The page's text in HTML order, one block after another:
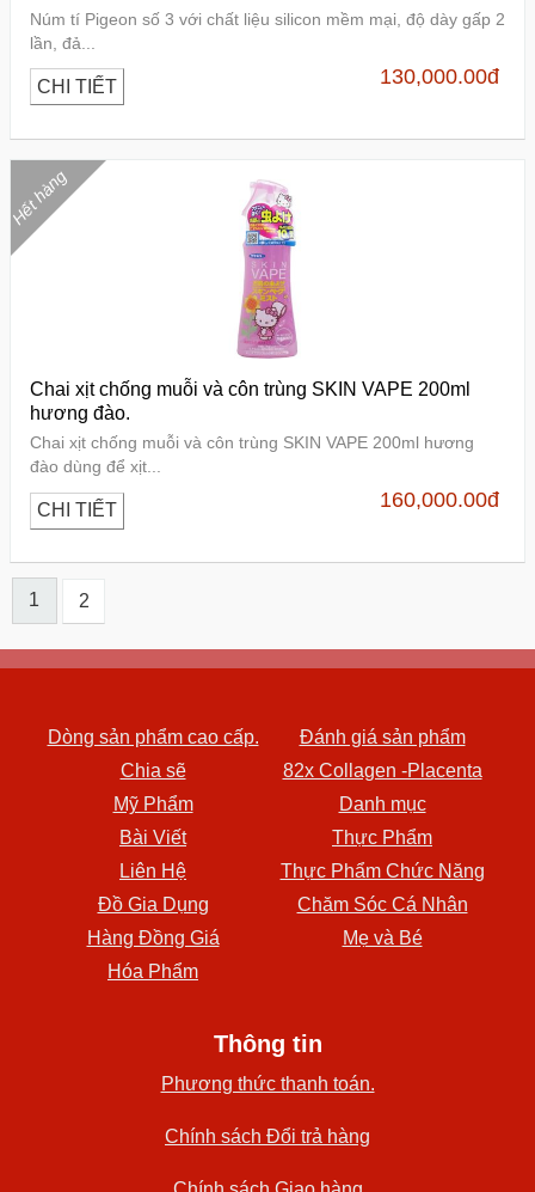
Núm tí Pigeon số 3 với chất liệu silicon mềm mại, độ dày gấp 2
lần, đả...
CHI TIẾT 130,000.00đ
Hết hàng
Chai xịt chống muỗi và côn trùng SKIN VAPE 200ml
hương đào.
Chai xịt chống muỗi và côn trùng SKIN VAPE 200ml hương
đào dùng để xịt...
CHI TIẾT 160,000.00đ
1 2
Dòng sản phẩm cao cấp.
Đánh giá sản phẩm
Chia sẽ
82x Collagen -Placenta
Mỹ Phẩm
Danh mục
Bài Viết
Thực Phẩm
Liên Hệ
Thực Phẩm Chức Năng
Đồ Gia Dụng
Chăm Sóc Cá Nhân
Hàng Đồng Giá
Mẹ và Bé
Hóa Phẩm
Thông tin
Phương thức thanh toán.
Chính sách Đổi trả hàng